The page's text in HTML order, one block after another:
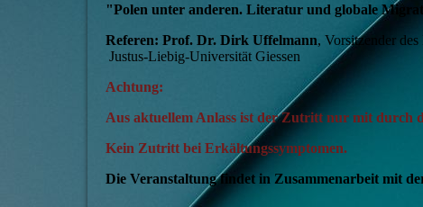
"Polen unter anderen. Literatur und globale
Referen: Prof. Dr. Dirk Uffelmann,
Justus-Liebig-Universität Giessen
Achtung:
Aus aktuellem Anlass ist der Zutritt nur mit durch
Kein Zutritt bei Erkältungssymptomen.
Die Veranstaltung findet in Zusammenarbeit mit